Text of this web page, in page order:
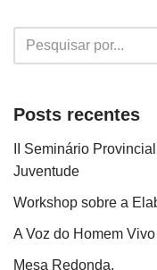
Posts recentes
II Seminário
Juventude
Workshop sobre a
A Voz do Homem
Mesa Redonda.